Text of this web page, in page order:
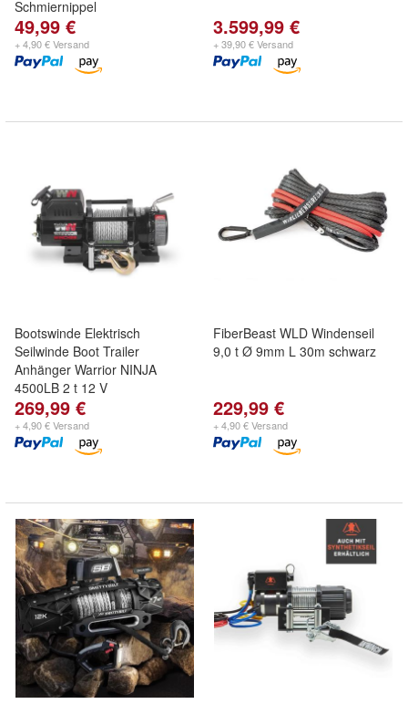
Schmiernippel
49,99 €
+ 4,90 € Versand
3.599,99 €
+ 39,90 € Versand
Bootswinde Elektrisch
Seilwinde Boot Trailer
Anhänger Warrior NINJA
4500LB 2 t 12 V
269,99 €
+ 4,90 € Versand
FiberBeast WLD Windenseil
9,0 t Ø 9mm L 30m schwarz
229,99 €
+ 4,90 € Versand